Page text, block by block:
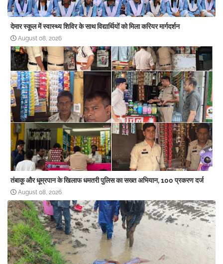
देमार स्कूल में स्वास्थ्य शिविर के साथ विद्यार्थियों को मिला करियर मार्गदर्शन
August 08, 2026
तंबाकू और धूम्रपान के खिलाफ धमतरी पुलिस का सख्त अभियान, 100 प्रकरण दर्ज
August 08, 2026